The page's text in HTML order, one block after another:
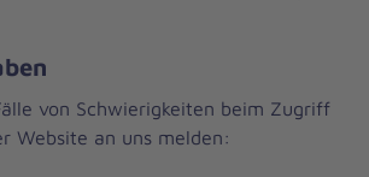
von Schwierigkeiten beim Zugriff
Website an uns melden: